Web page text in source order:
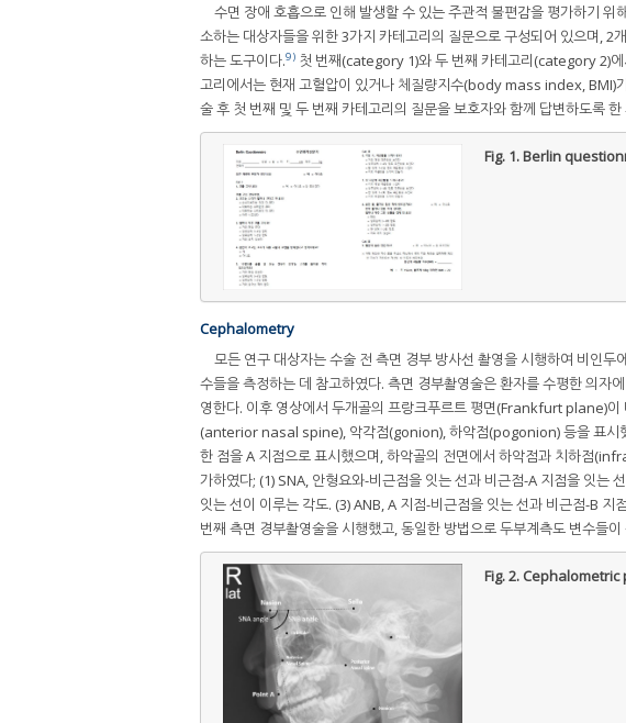
수면 장애 호흡으로 인해 발생할 수 있는 주관적 불편감을 평가하기
소하는 대상자들을 위한 3가지 카테고리의 질문으로 구성되어 있으며,
하는 도구이다.9) 첫 번째(category 1)와 두 번째 카테고리(category 2)
고리에서는 현재 고혈압이 있거나 체질량지수(body mass index, BMI)
술 후 첫 번째 및 두 번째 카테고리의 질문을 보호자와 함께 답변하도록
Fig. 1.Berlin
Cephalometry
모든 연구 대상자는 수술 전 측면 경부 방사선 촬영을 시행하여 비인
수들을 측정하는 데 참고하였다. 측면 경부촬영술은 환자를 수평한 의자
영한다. 이후 영상에서 두개골의 프랑크푸르트 평면(Frankfurt plane)
(anterior nasal spine), 악각점(gonion), 하악점(pogonion) 등을 표시
한 점을 A 지점으로 표시했으며, 하악골의 전면에서 하악점과 치하점
가하였다; (1) SNA, 안형요와-비근점을 잇는 선과 비근점-A 지점을 잇는
잇는 선이 이루는 각도. (3) ANB, A 지점-비근점을 잇는 선과 비근점-B
번째 측면 경부촬영술을 시행했고, 동일한 방법으로 두부계측도 변수들이
Fig. 2. Cephalometric